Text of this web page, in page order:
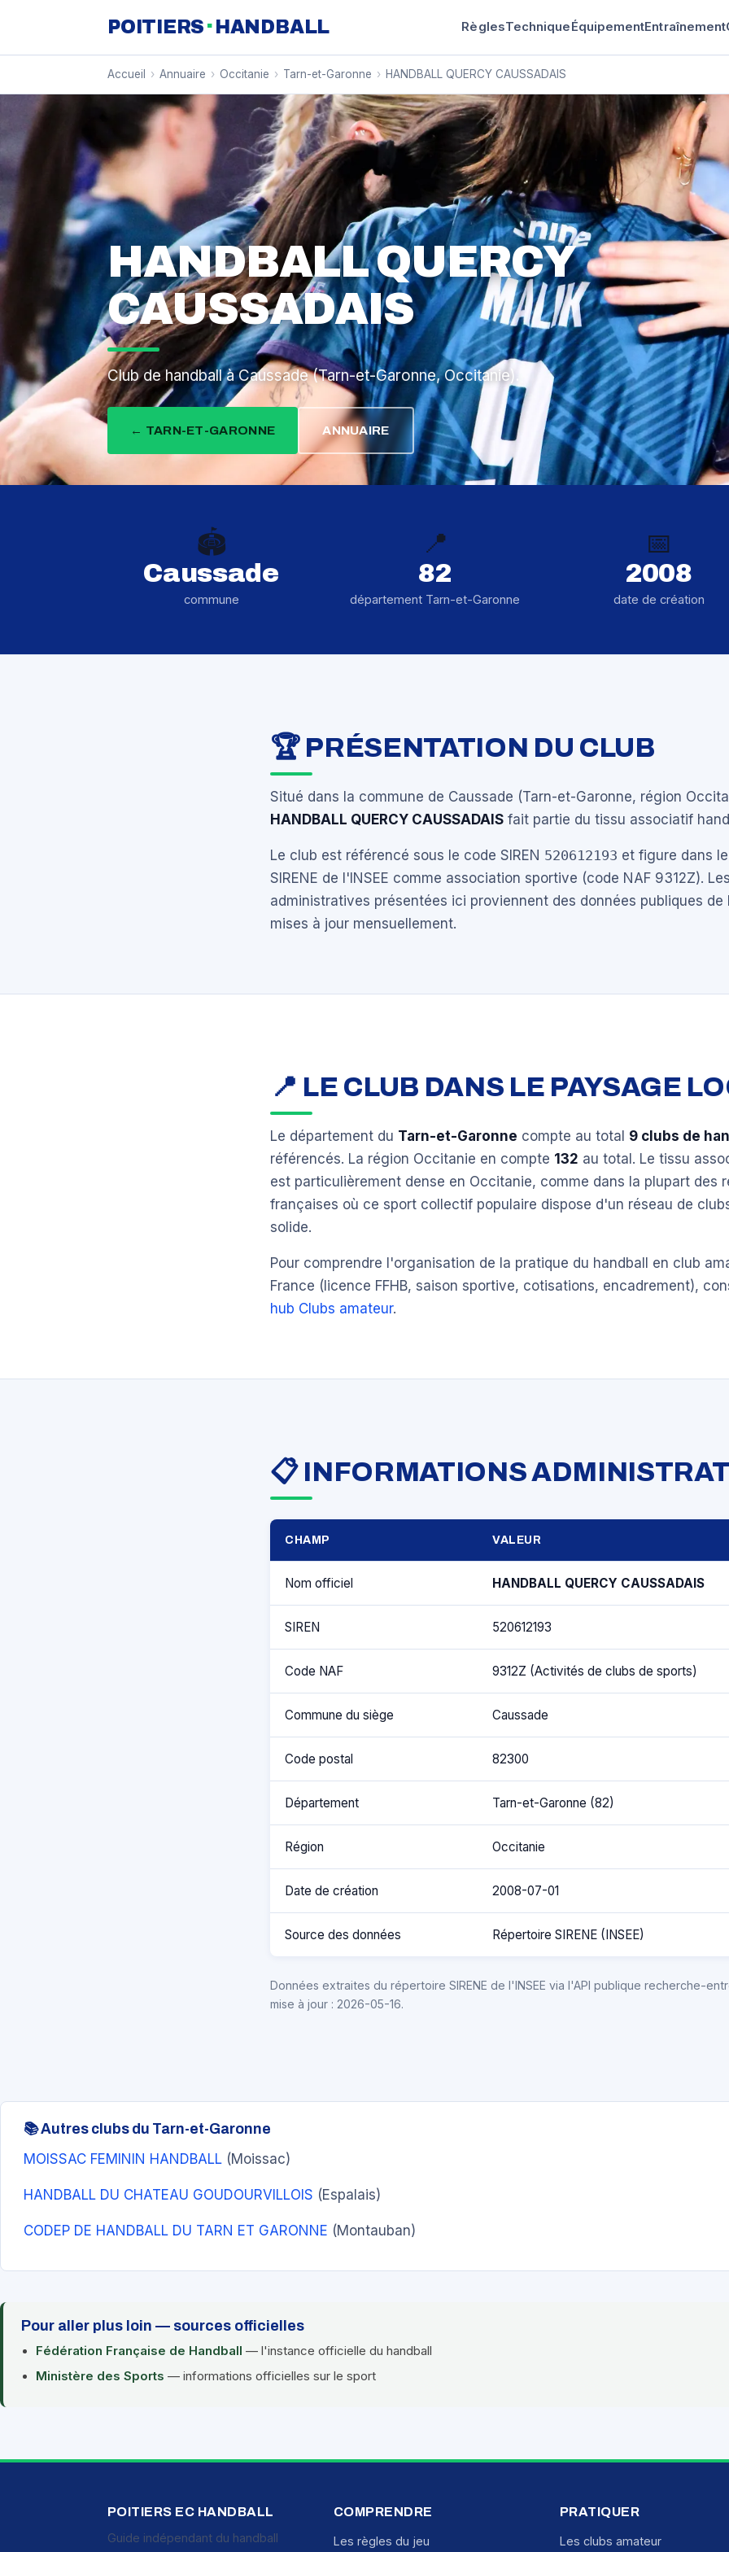
POITIERS · HANDBALL RèglesTechniqueÉquipementEntraînement
Accueil › Annuaire › Occitanie › Tarn-et-Garonne › HANDBALL QUERCY CAUSSADAIS
HANDBALL QUERCY
CAUSSADAIS
Club de handball à Caussade (Tarn-et-Garonne, Occitanie).
← TARN-ET-GARONNE ANNUAIRE
🏟️
Caussade
commune
📍
82
département Tarn-et-Garonne
📅
2008
date de création
🏆 PRÉSENTATION DU CLUB
Situé dans la commune de Caussade (Tarn-et-Garonne, région
HANDBALL QUERCY CAUSSADAIS fait partie du tissu associatif
Le club est référencé sous le code SIREN 520612193 et figure dans
SIRENE de l'INSEE comme association sportive (code NAF 9312Z).
administratives présentées ici proviennent des données publiques de
mises à jour mensuellement.
📍 LE CLUB DANS LE PAYSAGE
Le département du Tarn-et-Garonne compte au total 9 clubs de
référencés. La région Occitanie en compte 132 au total. Le tissu
est particulièrement dense en Occitanie, comme dans la plupart des
françaises où ce sport collectif populaire dispose d'un réseau de
solide.
Pour comprendre l'organisation de la pratique du handball en club
France (licence FFHB, saison sportive, cotisations, encadrement),
hub Clubs amateur.
📋 INFORMATIONS
CHAMP VALEUR
Nom officiel HANDBALL QUERCY CAUSSADAIS
SIREN 520612193
Code NAF 9312Z (Activités de clubs de sports)
Commune du siège Caussade
Code postal 82300
Département Tarn-et-Garonne (82)
Région Occitanie
Date de création 2008-07-01
Source des données Répertoire SIRENE (INSEE)
Données extraites du répertoire SIRENE de l'INSEE via l'API publique recherche-
mise à jour : 2026-05-16.
📚 Autres clubs du Tarn-et-Garonne
MOISSAC FEMININ HANDBALL (Moissac)
HANDBALL DU CHATEAU GOUDOURVILLOIS (Espalais)
CODEP DE HANDBALL DU TARN ET GARONNE (Montauban)
Pour aller plus loin — sources officielles
Fédération Française de Handball — l'instance officielle du handball
Ministère des Sports — informations officielles sur le sport
POITIERS EC HANDBALL
Guide indépendant du handball
COMPRENDRE
Les règles du jeu
PRATIQUER
Les clubs amateur